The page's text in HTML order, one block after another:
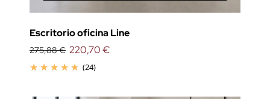
Escritorio oficina Line
275,88 €
(24)
220,70 €